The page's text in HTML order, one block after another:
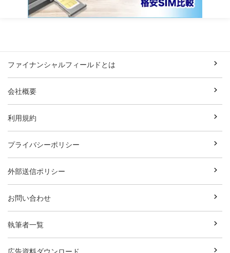
ファイナンシャルフィールドとは
会社概要
利用規約
プライバシーポリシー
外部送信ポリシー
お問い合わせ
執筆者一覧
広告資料ダウンロード